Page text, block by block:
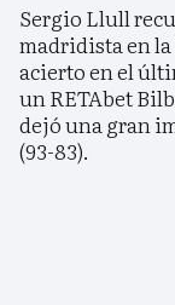
Sergio Llull
madridista en la
acierto en el
un RETAbet
dejó una gran
(93-83).